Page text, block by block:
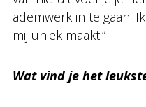
ademwerk in te gaan.
mij uniek maakt.”
Wat vind je het